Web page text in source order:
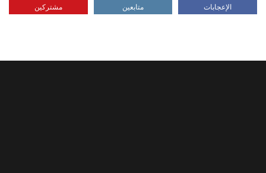
الإعجابات متابعين مشتركين